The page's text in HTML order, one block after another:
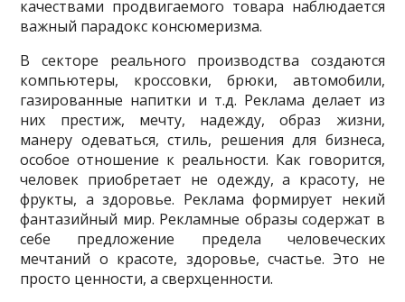
качествами продвигаемого товара наблюдается
важный парадокс консюмеризма.
В секторе реального производства создаются
компьютеры, кроссовки, брюки, автомобили,
газированные напитки и т.д. Реклама делает из
них пре­стиж, мечту, надежду, образ жизни,
манеру одеваться, стиль, решения для биз­неса,
особое отношение к реальности. Как говорится,
человек приобретает не одежду, а красоту, не
фрукты, а здоровье. Реклама формирует некий
фантазий­ный мир. Рекламные образы содержат в
себе предложение предела человече­ских
мечтаний о красоте, здоровье, счастье. Это не
просто ценности, а сверх­ценности.